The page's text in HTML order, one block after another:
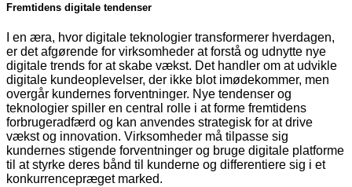
Fremtidens digitale tendenser
I en æra, hvor digitale teknologier transformerer hverdagen,
er det afgørende for virksomheder at forstå og udnytte nye
digitale trends for at skabe vækst. Det handler om at udvikle
digitale kundeoplevelser, der ikke blot imødekommer, men
overgår kundernes forventninger. Nye tendenser og
teknologier spiller en central rolle i at forme fremtidens
forbrugeradfærd og kan anvendes strategisk for at drive
vækst og innovation. Virksomheder må tilpasse sig
kundernes stigende forventninger og bruge digitale platforme
til at styrke deres bånd til kunderne og differentiere sig i et
konkurrencepræget marked.